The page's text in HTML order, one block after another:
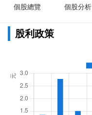
個股總覽 個股分析
股利政策